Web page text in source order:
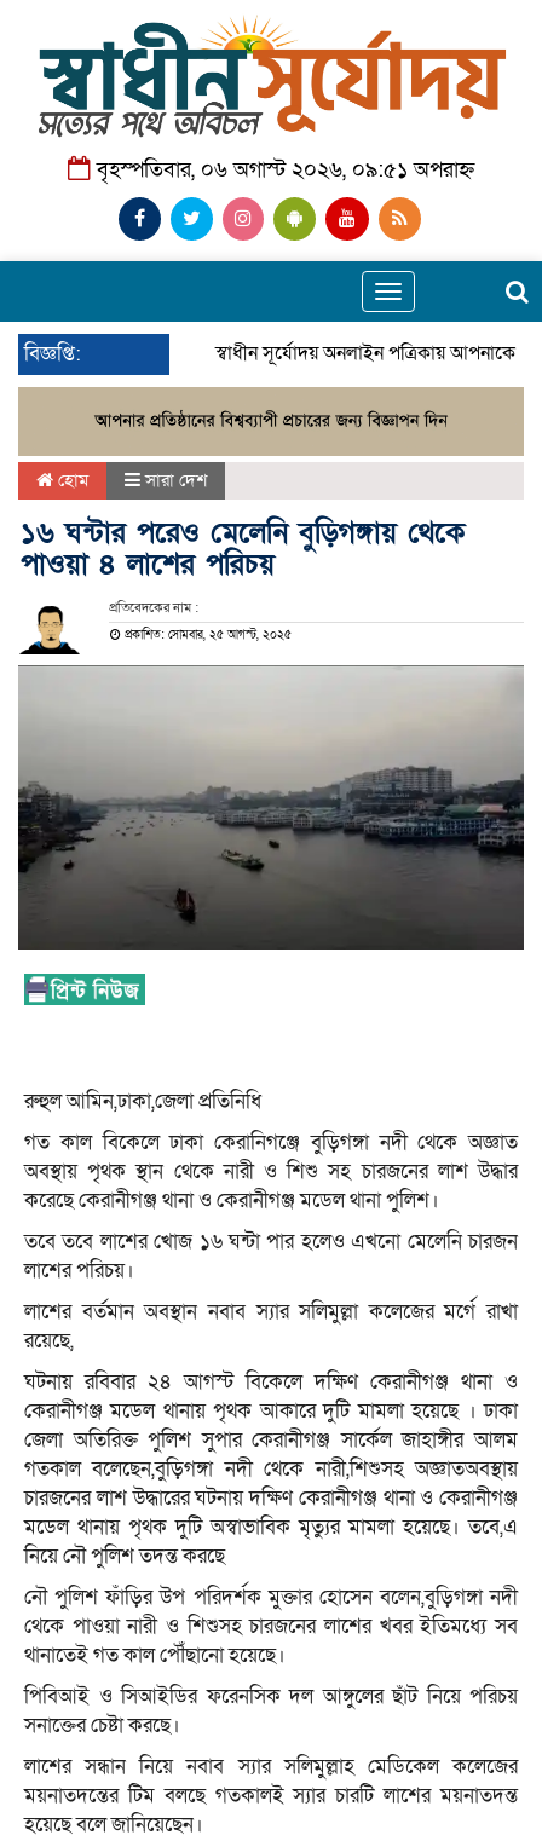
বৃহস্পতিবার, ০৬ অগাস্ট ২০২৬, ০৯:৫১ অপরাহ্ন
Toggle
navigation
বিজ্ঞপ্তি: স্বাধীন সূর্যোদয় অনলাইন পত্রিকায় আপনাকে
হোম সারা দেশ
১৬ ঘন্টার পরেও মেলেনি বুড়িগঙ্গায় থেকে
পাওয়া ৪ লাশের পরিচয়
প্রতিবেদকের নাম :
প্রকাশিত: সোমবার, ২৫ আগস্ট, ২০২৫
রুহুল আমিন,ঢাকা,জেলা প্রতিনিধি
গত কাল বিকেলে ঢাকা কেরানিগঞ্জে বুড়িগঙ্গা নদী থেকে অজ্ঞাত
অবস্থায় পৃথক স্থান থেকে নারী ও শিশু সহ চারজনের লাশ উদ্ধার
করেছে কেরানীগঞ্জ থানা ও কেরানীগঞ্জ মডেল থানা পুলিশ।
তবে তবে লাশের খোজ ১৬ ঘন্টা পার হলেও এখনো মেলেনি চারজন
লাশের পরিচয়।
লাশের বর্তমান অবস্থান নবাব স্যার সলিমুল্লা কলেজের মর্গে রাখা
রয়েছে,
ঘটনায় রবিবার ২৪ আগস্ট বিকেলে দক্ষিণ কেরানীগঞ্জ থানা ও
কেরানীগঞ্জ মডেল থানায় পৃথক আকারে দুটি মামলা হয়েছে । ঢাকা
জেলা অতিরিক্ত পুলিশ সুপার কেরানীগঞ্জ সার্কেল জাহাঙ্গীর আলম
গতকাল বলেছেন,বুড়িগঙ্গা নদী থেকে নারী,শিশুসহ অজ্ঞাতঅবস্থায়
চারজনের লাশ উদ্ধারের ঘটনায় দক্ষিণ কেরানীগঞ্জ থানা ও কেরানীগঞ্জ
মডেল থানায় পৃথক দুটি অস্বাভাবিক মৃত্যুর মামলা হয়েছে। তবে,এ
নিয়ে নৌ পুলিশ তদন্ত করছে
নৌ পুলিশ ফাঁড়ির উপ পরিদর্শক মুক্তার হোসেন বলেন,বুড়িগঙ্গা নদী
থেকে পাওয়া নারী ও শিশুসহ চারজনের লাশের খবর ইতিমধ্যে সব
থানাতেই গত কাল পৌঁছানো হয়েছে।
পিবিআই ও সিআইডির ফরেনসিক দল আঙ্গুলের ছাঁট নিয়ে পরিচয়
সনাক্তের চেষ্টা করছে।
লাশের সন্ধান নিয়ে নবাব স্যার সলিমুল্লাহ মেডিকেল কলেজের
ময়নাতদন্তের টিম বলছে গতকালই স্যার চারটি লাশের ময়নাতদন্ত
হয়েছে বলে জানিয়েছেন।